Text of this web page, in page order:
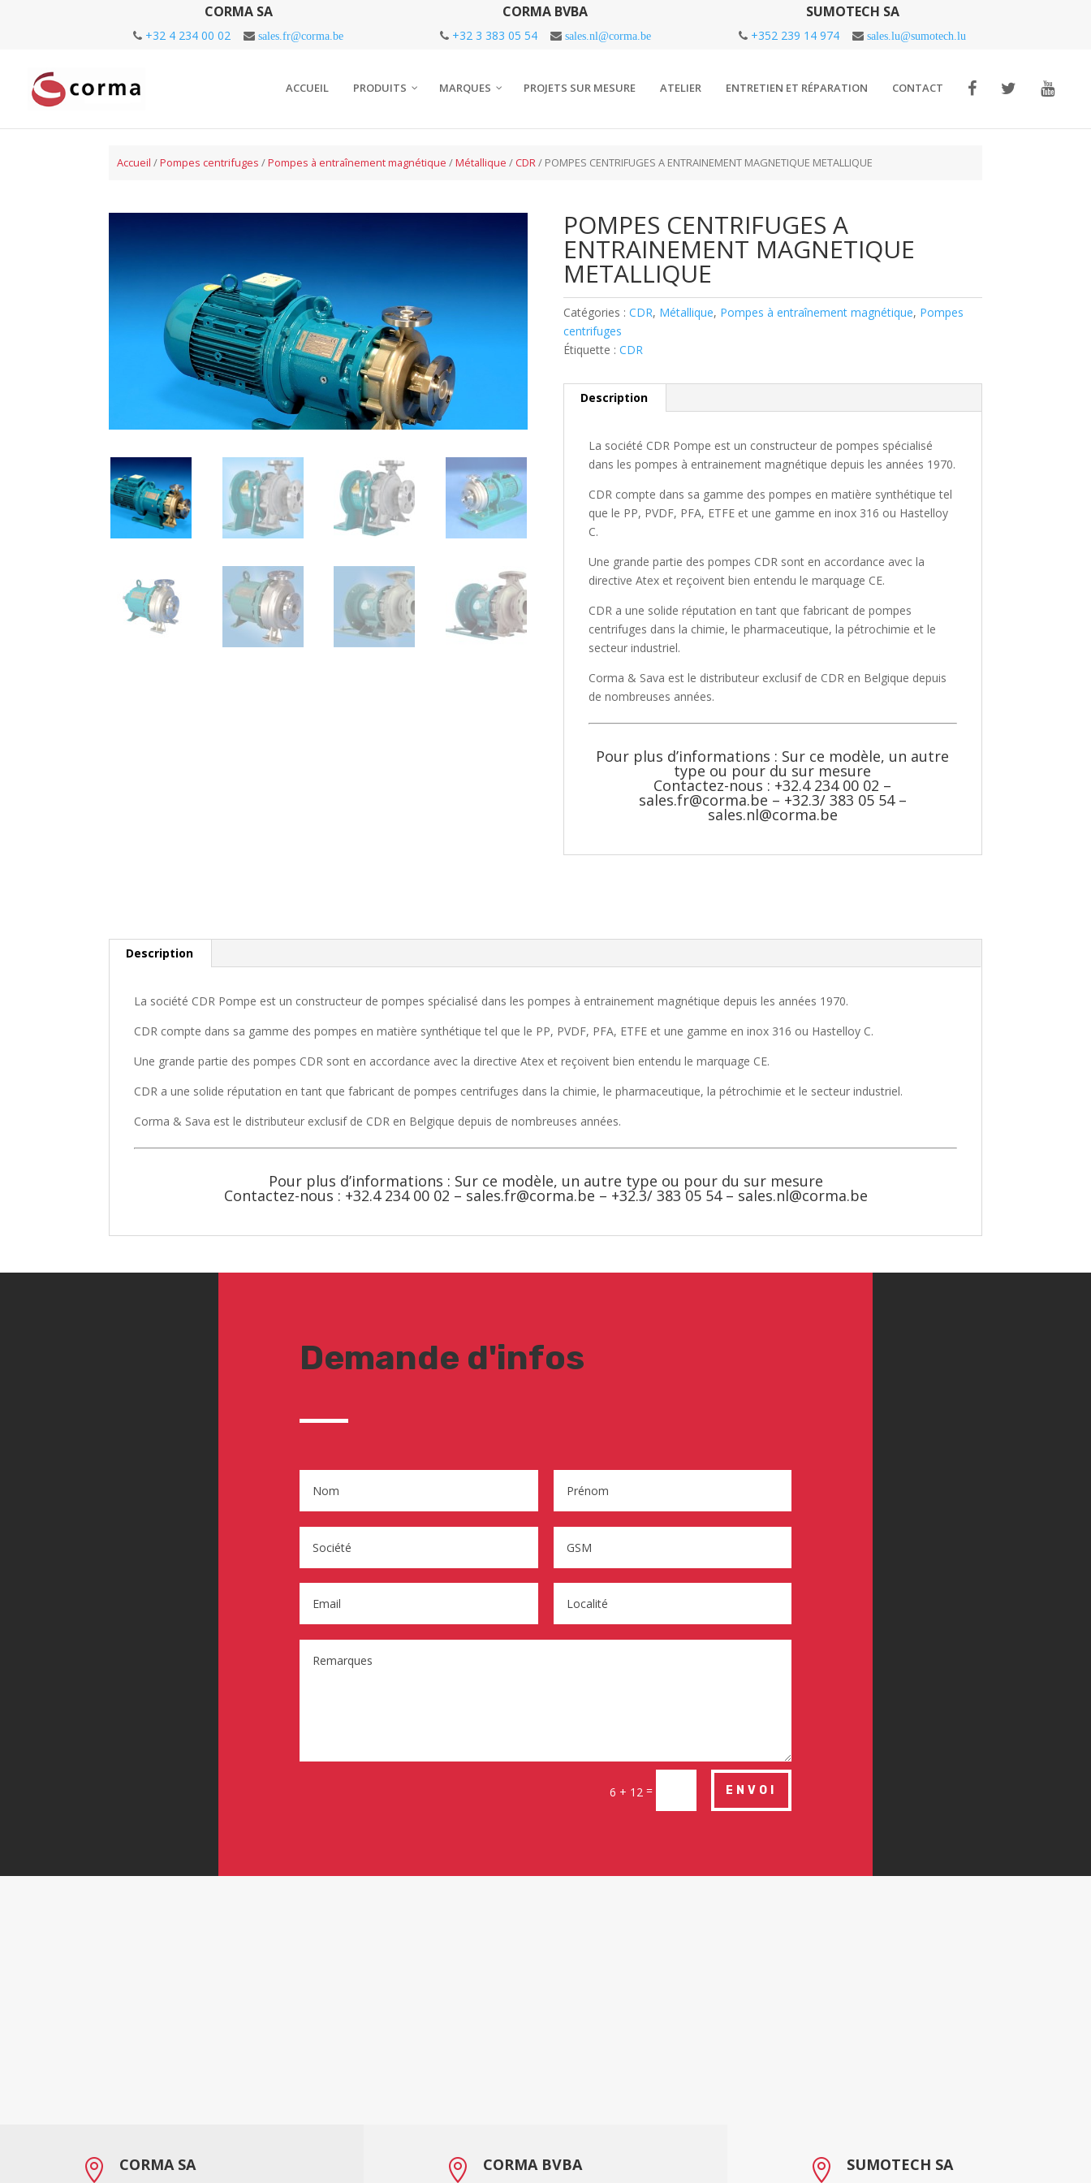
CORMA SA
+32 4 234 00 02 sales.fr@corma.be
CORMA BVBA
+32 3 383 05 54 sales.nl@corma.be
SUMOTECH SA
+352 239 14 974 sales.lu@sumotech.lu
ACCUEIL PRODUITS MARQUES PROJETS SUR MESURE ATELIER ENTRETIEN ET RÉPARATION CONTACT
Accueil /Pompes centrifuges /Pompes à entraînement magnétique /Métallique / CDR/ POMPES CENTRIFUGES A ENTRAINEMENT MAGNETIQUE METALLIQUE
POMPES CENTRIFUGES A
ENTRAINEMENT MAGNETIQUE
METALLIQUE
Catégories : CDR, Métallique, Pompes à entraînement magnétique, Pompes
centrifuges
Étiquette : CDR
Description
La société CDR Pompe est un constructeur de pompes spécialisé
dans les pompes à entrainement magnétique depuis les années 1970.
CDR compte dans sa gamme des pompes en matière synthétique tel
que le PP, PVDF, PFA, ETFE et une gamme en inox 316 ou Hastelloy
C.
Une grande partie des pompes CDR sont en accordance avec la
directive Atex et reçoivent bien entendu le marquage CE.
CDR a une solide réputation en tant que fabricant de pompes
centrifuges dans la chimie, le pharmaceutique, la pétrochimie et le
secteur industriel.
Corma & Sava est le distributeur exclusif de CDR en Belgique depuis
de nombreuses années.
Pour plus d’informations : Sur ce modèle, un autre
type ou pour du sur mesure
Contactez-nous : +32.4 234 00 02 –
sales.fr@corma.be – +32.3/ 383 05 54 –
sales.nl@corma.be
Description
La société CDR Pompe est un constructeur de pompes spécialisé dans les pompes à entrainement magnétique depuis les années 1970.
CDR compte dans sa gamme des pompes en matière synthétique tel que le PP, PVDF, PFA, ETFE et une gamme en inox 316 ou Hastelloy C.
Une grande partie des pompes CDR sont en accordance avec la directive Atex et reçoivent bien entendu le marquage CE.
CDR a une solide réputation en tant que fabricant de pompes centrifuges dans la chimie, le pharmaceutique, la pétrochimie et le secteur industriel.
Corma & Sava est le distributeur exclusif de CDR en Belgique depuis de nombreuses années.
Pour plus d’informations : Sur ce modèle, un autre type ou pour du sur mesure
Contactez-nous : +32.4 234 00 02 – sales.fr@corma.be – +32.3/ 383 05 54 – sales.nl@corma.be
Demande d'infos
6 + 12 = ENVOI
 CORMA SA  CORMA BVBA  SUMOTECH SA